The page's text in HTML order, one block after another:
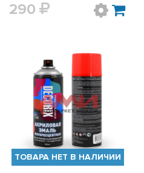
290
БЫСТРЫЙ ПРОСМОТР
ТОВАРА НЕТ В НАЛИЧИИ